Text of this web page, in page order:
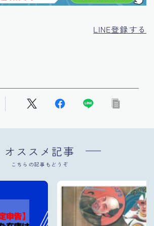
LINE登録する
オススメ記事
こちらの記事もどうぞ